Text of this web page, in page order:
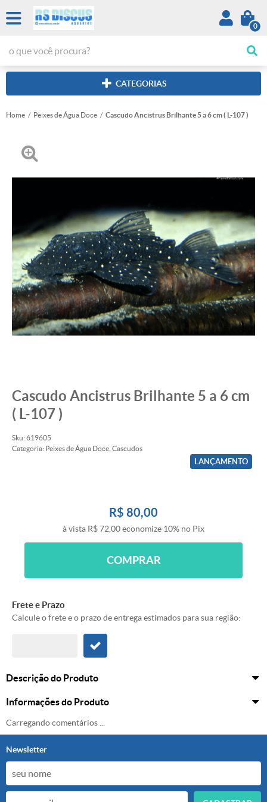
0
CATEGORIAS
Home Peixes de Água Doce Cascudo Ancistrus Brilhante 5 a 6 cm ( L-107 )
Cascudo Ancistrus Brilhante 5 a 6 cm
( L-107 )
Sku: 619605
Categoria: Peixes de Água Doce Cascudos
LANÇAMENTO
R$ 80,00
à vista R$ 72,00economize 10% no Pix
COMPRAR
Frete e Prazo
Calcule o frete e o prazo de entrega estimados para sua região:
Descrição do Produto
Informações do Produto
Carregando comentários ...
Newsletter